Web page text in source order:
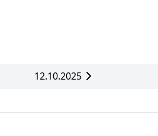
12.10.2025